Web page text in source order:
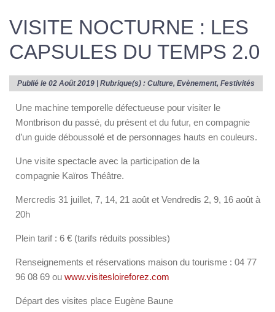
VISITE NOCTURNE : LES
CAPSULES DU TEMPS 2.0
Publié le 02 Août 2019 | Rubrique(s) : Culture, Evènement, Festivités
Une machine temporelle défectueuse pour visiter le
Montbrison du passé, du présent et du futur, en compagnie
d’un guide déboussolé et de personnages hauts en couleurs.
Une visite spectacle avec la participation de la
compagnie Kaïros Théâtre.
Mercredis 31 juillet, 7, 14, 21 août et Vendredis 2, 9, 16 août à
20h
Plein tarif : 6 € (tarifs réduits possibles)
Renseignements et réservations maison du tourisme : 04 77
96 08 69 ou www.visitesloireforez.com
Départ des visites place Eugène Baune